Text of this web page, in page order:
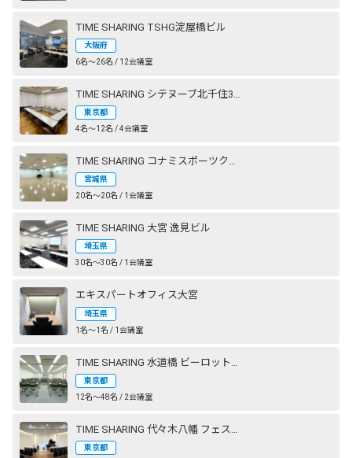
TIME SHARING TSHG淀屋橋ビル
大阪府
6名〜26名 / 12会議室
TIME SHARING シテヌーブ北千住30A棟
東京都
4名〜12名 / 4会議室
TIME SHARING コナミスポーツクラブ 仙台長町
宮城県
20名〜20名 / 1会議室
TIME SHARING 大宮 逸見ビル
埼玉県
30名〜30名 / 1会議室
エキスパートオフィス大宮
埼玉県
1名〜1名 / 1会議室
東京都
12名〜48名 / 2会議室
東京都